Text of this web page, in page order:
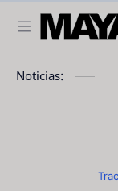
Noticias: